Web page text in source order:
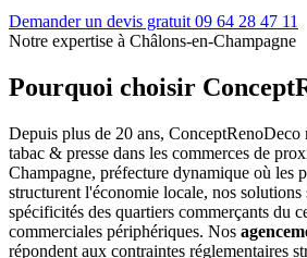
Demander un devis gratuit 09 64 28 47 11
Notre expertise à Châlons-en-Champagne
Pourquoi choisir
Depuis plus de 20 ans, ConceptRenoDeco
tabac & presse dans les commerces de
Champagne, préfecture dynamique où les
structurent l'économie locale, nos solutions
spécificités des quartiers commerçants du
commerciales périphériques. Nos
répondent aux contraintes réglementaires